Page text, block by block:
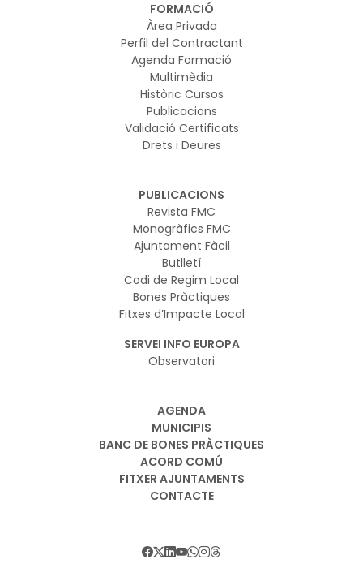
FORMACIÓ
Àrea Privada
Perfil del Contractant
Agenda Formació
Multimèdia
Històric Cursos
Publicacions
Validació Certificats
Drets i Deures
PUBLICACIONS
Revista FMC
Monogràfics FMC
Ajuntament Fàcil
Butlletí
Codi de Regim Local
Bones Pràctiques
Fitxes d’Impacte Local
SERVEI INFO EUROPA
Observatori
AGENDA
MUNICIPIS
BANC DE BONES PRÀCTIQUES
ACORD COMÚ
FITXER AJUNTAMENTS
CONTACTE